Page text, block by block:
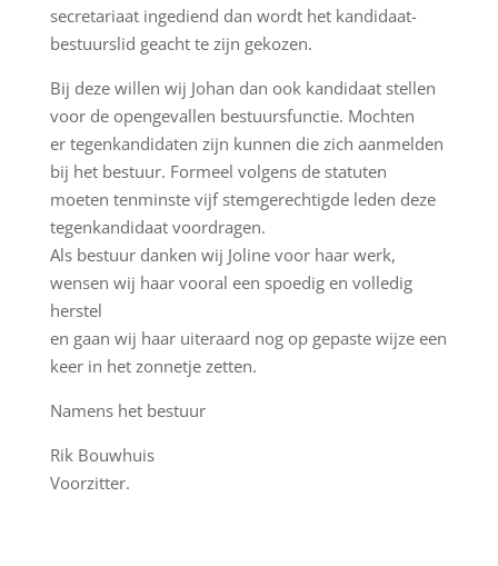
secretariaat ingediend dan wordt het kandidaat-
bestuurslid geacht te zijn gekozen.
Bij deze willen wij Johan dan ook kandidaat stellen
voor de opengevallen bestuursfunctie. Mochten
er tegenkandidaten zijn kunnen die zich aanmelden
bij het bestuur. Formeel volgens de statuten
moeten tenminste vijf stemgerechtigde leden deze
tegenkandidaat voordragen.
Als bestuur danken wij Joline voor haar werk,
wensen wij haar vooral een spoedig en volledig
herstel
en gaan wij haar uiteraard nog op gepaste wijze een
keer in het zonnetje zetten.
Namens het bestuur
Rik Bouwhuis
Voorzitter.